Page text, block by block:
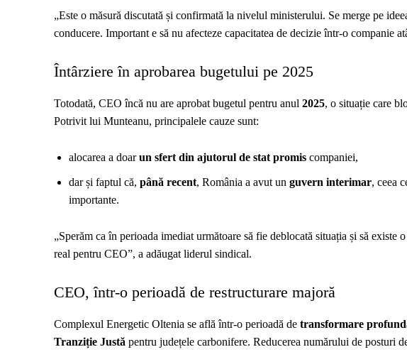
„Este o măsură discutată și confirmată la nivelul ministerului. Se merge pe
conducere. Important e să nu afecteze capacitatea de decizie într-o companie
Întârziere în aprobarea bugetului pe 2025
Totodată, CEO încă nu are aprobat bugetul pentru anul 2025, o situație care
Potrivit lui Munteanu, principalele cauze sunt:
alocarea a doarun sfert din ajutorul de stat promis companiei,
dar și faptul că, până recent, România a avut un guvern interimar, ceea
importante.
„Sperăm ca în perioada imediat următoare să fie deblocată situația și să
real pentru CEO”, a adăugat liderul sindical.
CEO, într-o perioadă de restructurare majoră
Complexul Energetic Oltenia se află într-o perioadă de transformare
Tranziție Justă pentru județele carbonifere. Reducerea numărului de posturi